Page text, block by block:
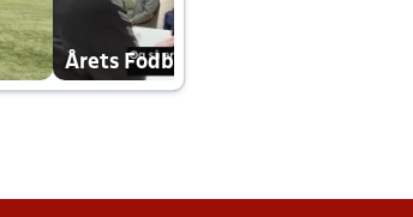
Årets Fodboldklub 2025 mp4